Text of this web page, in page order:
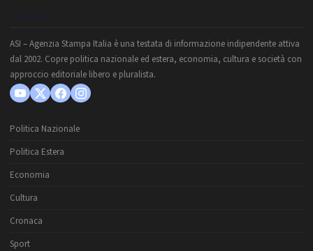
CHI SIAMO
ASI – Agenzia Stampa Italia è una testata di informazione indipendente attiva
dal 2002. Copre politica nazionale ed estera, economia, cultura e società con
approccio editoriale libero e pluralista.
Politica Nazionale
Politica Estera
Economia
Cultura
Cronaca
Sport